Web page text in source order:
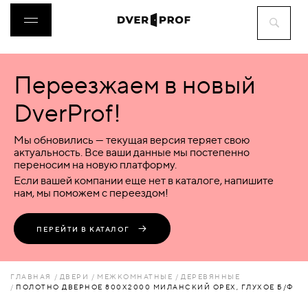
ДВЕРИ
ФУРНИТУРА
ВОРОТА
ПЕРЕГОРОДКИ
Переезжаем в новый
DverProf!
Мы обновились — текущая версия теряет свою
актуальность. Все ваши данные мы постепенно
переносим на новую платформу.
Если вашей компании еще нет в каталоге, напишите
нам, мы поможем с переездом!
ПЕРЕЙТИ В КАТАЛОГ
ГЛАВНАЯ ДВЕРИ МЕЖКОМНАТНЫЕ
ДЕРЕВЯННЫЕ
ПОЛОТНО ДВЕРНОЕ 800Х2000 МИЛАНСКИЙ ОРЕХ, ГЛУХОЕ Б/Ф